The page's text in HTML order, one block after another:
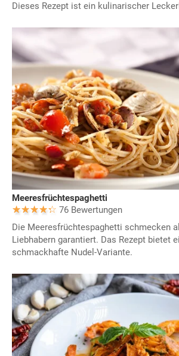
Dieses Rezept ist ein kulinarischer
Meeresfrüchtespaghetti
76 Bewertungen
Die Meeresfrüchtespaghetti schmecken
Liebhabern garantiert. Das Rezept bietet
schmackhafte Nudel-Variante.